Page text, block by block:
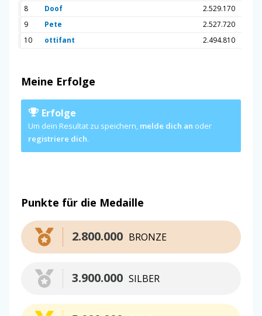
8 Doof
2.529.170
9
Pete
2.527.720
10
ottifant 2.494.810
Meine Erfolge
Erfolge
Um dein Resultat zu speichern, melde dich an oder
registriere dich.
Punkte für die Medaille
BRONZE
2.800.000
SILBER
3.900.000